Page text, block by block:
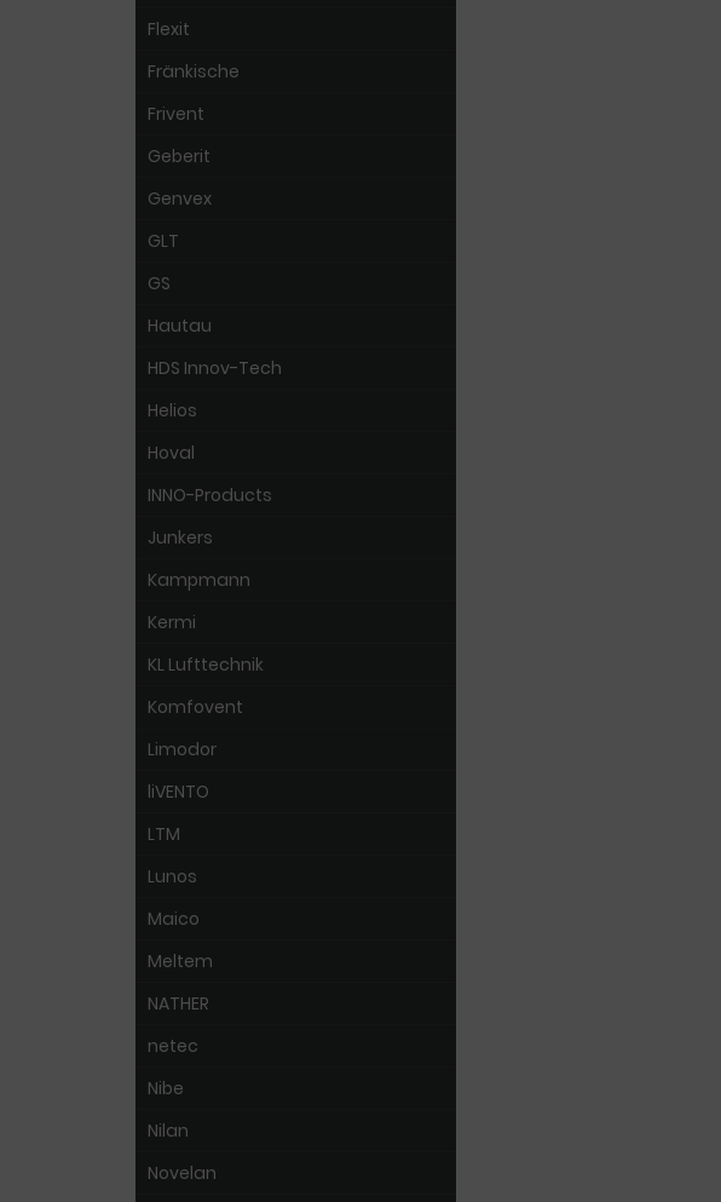
Flexit
Fränkische
Frivent
Geberit
Genvex
GLT
GS
Hautau
HDS Innov-Tech
Helios
Hoval
INNO-Products
Junkers
Kampmann
Kermi
KL Lufttechnik
Komfovent
Limodor
liVENTO
LTM
Lunos
Maico
Meltem
NATHER
netec
Nibe
Nilan
Novelan